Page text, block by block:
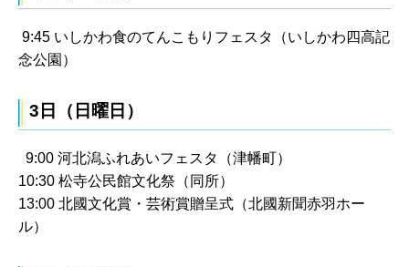
9:45 いしかわ食のてんこもりフェスタ（いしかわ四高記
念公園）
3日（日曜日）
9:00 河北潟ふれあいフェスタ（津幡町）
10:30 松寺公民館文化祭（同所）
13:00 北國文化賞・芸術賞贈呈式（北國新聞赤羽ホー
ル）